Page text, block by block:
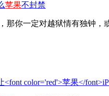
苹果不封禁
那你一定对越狱情有独钟